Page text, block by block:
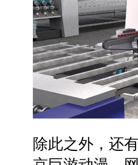
除此之外，还